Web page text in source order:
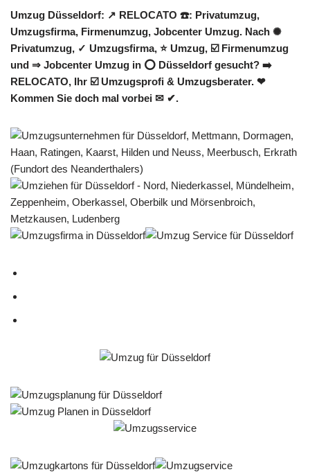
Umzug Düsseldorf: ↗️ RELOCATO ☎️: Privatumzug,
Umzugsfirma, Firmenumzug, Jobcenter Umzug. Nach ✺
Privatumzug, ✓ Umzugsfirma, ⭐ Umzug, ☑️ Firmenumzug
und ⇒ Jobcenter Umzug in ⭕ Düsseldorf gesucht? ➡️
RELOCATO, Ihr ☑️ Umzugsprofi & Umzugsberater. ❤
Kommen Sie doch mal vorbei ✉ ✔.